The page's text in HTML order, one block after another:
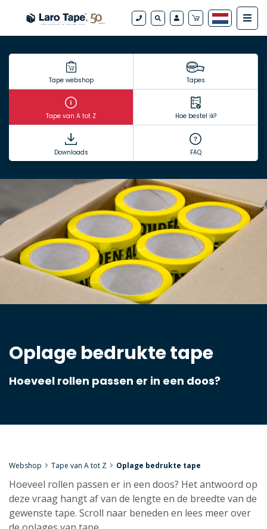
Tape webshop Tapes
Tape van A tot Z Hoe bestel ik?
Downloads FAQ
Oplage bedrukte tape
Hoeveel rollen passen er in een doos?
Webshop Tape van A tot Z Oplage bedrukte tape
Hoeveel rollen passen er in een doos? Het antwoord op
deze vraag hangt af van de lengte en de breedte van de
gewenste tape. Scroll naar beneden en lees meer over